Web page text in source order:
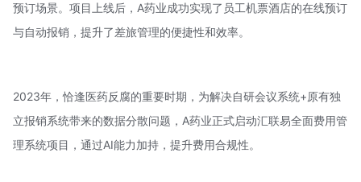
预订场景。项目上线后，A药业成功实现了员工机票酒店的在线预订
与自动报销，提升了差旅管理的便捷性和效率。
2023年，恰逢医药反腐的重要时期，为解决自研会议系统+原有独
立报销系统带来的数据分散问题，A药业正式启动汇联易全面费用管
理系统项目，通过AI能力加持，提升费用合规性。